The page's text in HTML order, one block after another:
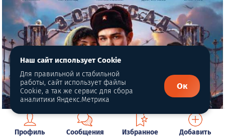
Профиль Сообщения Избранное Добавить
Наш сайт использует Cookie
Для правильной и стабильной
работы, сайт использует файлы
Cookie, а так же сервис для сбора
аналитики Яндекс.Метрика
Ок